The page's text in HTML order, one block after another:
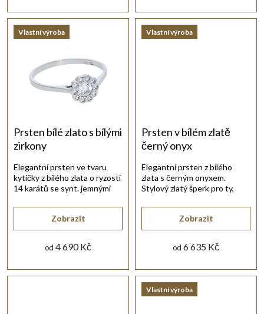
u
t Vlastní výroba
Prsten bílé zlato s bílými
zirkony
od 4 690 Kč
Zobrazit
Elegantní prsten ve tvaru
kytičky z bílého zlata o ryzosti
14 karátů se synt. jemnými
Vlastní výroba
Prsten v bílém zlatě
černý onyx
od 6 635 Kč
Zobrazit
Elegantní prsten z bílého
zlata s černým onyxem.
Stylový zlatý šperk pro ty,
Vlastní výroba